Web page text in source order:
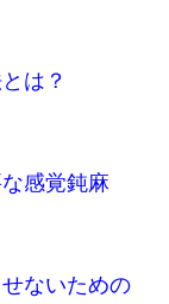
は？
感覚鈍麻
ないための